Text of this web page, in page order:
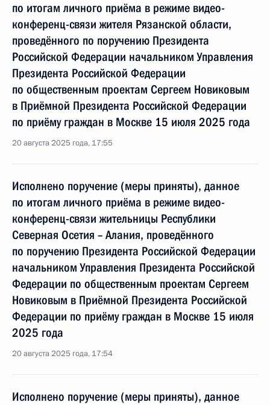
по итогам личного приёма в режиме видео-
конференц-связи жителя Рязанской области,
проведённого по поручению Президента
Российской Федерации начальником Управления
Президента Российской Федерации
по общественным проектам Сергеем Новиковым
в Приёмной Президента Российской Федерации
по приёму граждан в Москве 15 июля 2025 года
20 августа 2025 года, 17:55
Исполнено поручение (меры приняты), данное
по итогам личного приёма в режиме видео-
конференц-связи жительницы Республики
Северная Осетия – Алания, проведённого
по поручению Президента Российской Федерации
начальником Управления Президента Российской
Федерации по общественным проектам Сергеем
Новиковым в Приёмной Президента Российской
Федерации по приёму граждан в Москве 15 июля
2025 года
20 августа 2025 года, 17:54
Исполнено поручение (меры приняты), данное